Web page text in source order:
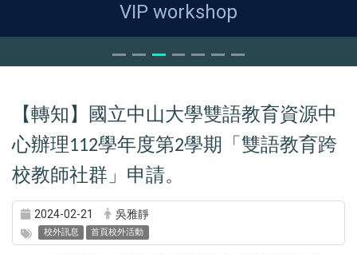
VIP workshop
【轉知】國立中山大學雙語教育資源中
心辦理112學年度第2學期「雙語教育跨
校教師社群」申請。
2024-02-21 吳雅靜
校外訊息 首頁校外活動